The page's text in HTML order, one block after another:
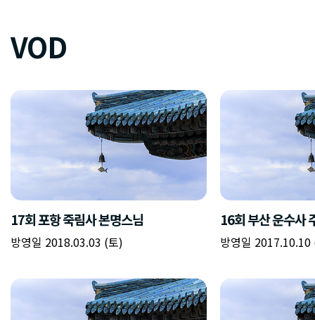
VOD
17회 포항 죽림사 본명스님
방영일 2018.03.03 (토)
16회 부산 운수사
방영일 2017.10.10